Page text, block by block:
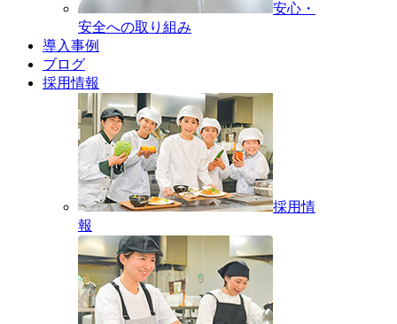
安心・
安全への取り組み
導入事例
ブログ
採用情報
採用情
報